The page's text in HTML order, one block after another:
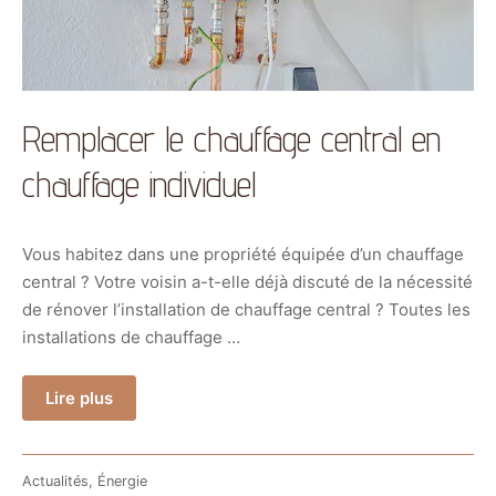
Remplacer le chauffage central en
chauffage individuel
Vous habitez dans une propriété équipée d’un chauffage
central ? Votre voisin a-t-elle déjà discuté de la nécessité
de rénover l’installation de chauffage central ? Toutes les
installations de chauffage …
Lire plus
Actualités, Énergie